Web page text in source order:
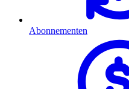
Abonnementen